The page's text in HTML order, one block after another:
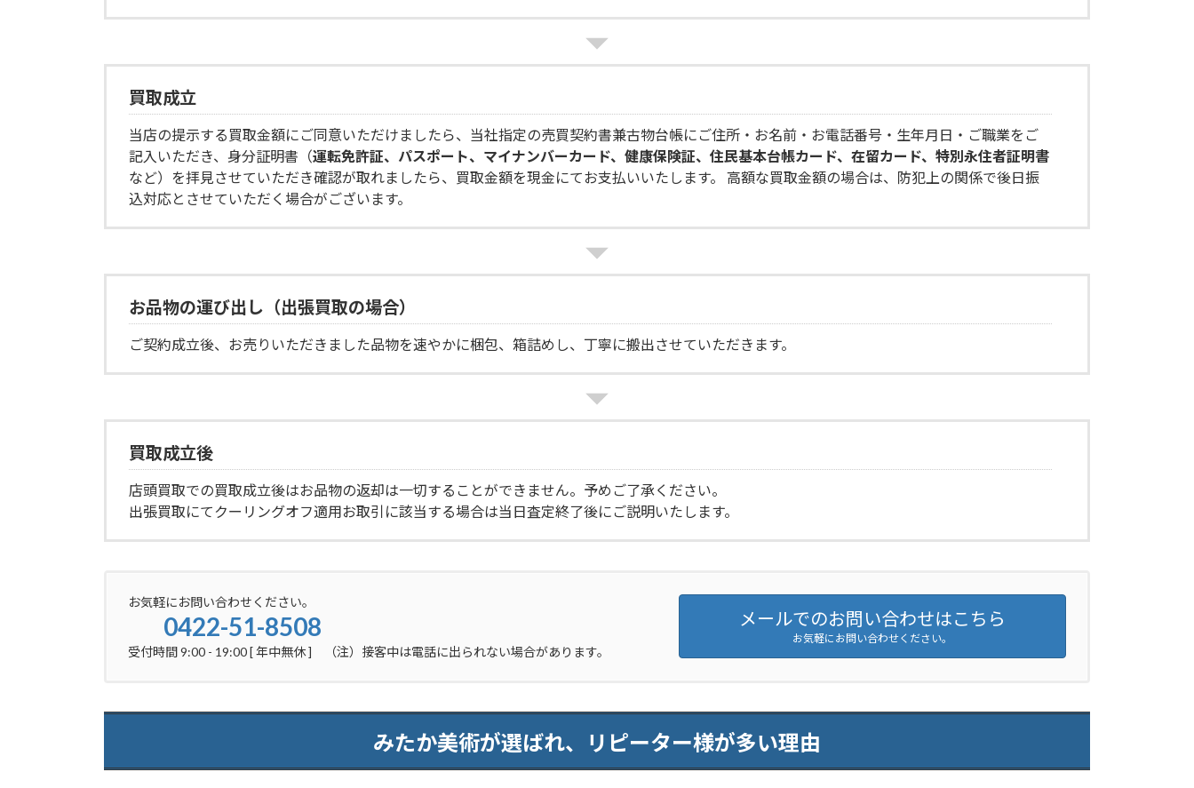
買取成立
当店の提示する買取金額にご同意いただけましたら、当社指定の売買契約書兼古物台帳にご住所・お名前・お電話番号・生年月日・ご職業をご
記入いただき、身分証明書（運転免許証、パスポート、マイナンバーカード、健康保険証、住民基本台帳カード、在留カード、特別永住者証明書
など）を拝見させていただき確認が取れましたら、買取金額を現金にてお支払いいたします。 高額な買取金額の場合は、防犯上の関係で後日振
込対応とさせていただく場合がございます。
お品物の運び出し（出張買取の場合）
ご契約成立後、お売りいただきました品物を速やかに梱包、箱詰めし、丁寧に搬出させていただきます。
買取成立後
店頭買取での買取成立後はお品物の返却は一切することができません。予めご了承ください。
出張買取にてクーリングオフ適用お取引に該当する場合は当日査定終了後にご説明いたします。
お気軽にお問い合わせください。
0422-51-8508
受付時間 9:00 - 19:00 [ 年中無休 ] （注）接客中は電話に出られない場合があります。
メールでのお問い合わせはこちら
お気軽にお問い合わせください。
みたか美術が選ばれ、リピーター様が多い理由